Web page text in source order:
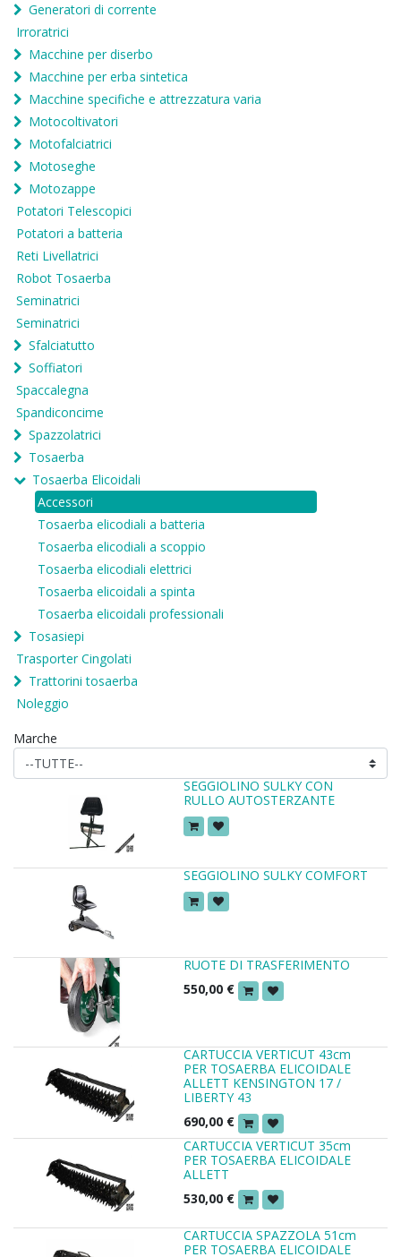
Generatori di corrente
Irroratrici
Macchine per diserbo
Macchine per erba sintetica
Macchine specifiche e attrezzatura varia
Motocoltivatori
Motofalciatrici
Motoseghe
Motozappe
Potatori Telescopici
Potatori a batteria
Reti Livellatrici
Robot Tosaerba
Seminatrici
Seminatrici
Sfalciatutto
Soffiatori
Spaccalegna
Spandiconcime
Spazzolatrici
Tosaerba
Tosaerba Elicoidali
Accessori
Tosaerba elicodiali a batteria
Tosaerba elicodiali a scoppio
Tosaerba elicodiali elettrici
Tosaerba elicoidali a spinta
Tosaerba elicoidali professionali
Tosasiepi
Trasporter Cingolati
Trattorini tosaerba
Noleggio
Marche
SEGGIOLINO SULKY CON
RULLO AUTOSTERZANTE
SEGGIOLINO SULKY COMFORT
RUOTE DI TRASFERIMENTO
550,00 €
CARTUCCIA VERTICUT 43cm
PER TOSAERBA ELICOIDALE
ALLETT KENSINGTON 17 /
LIBERTY 43
690,00 €
CARTUCCIA VERTICUT 35cm
PER TOSAERBA ELICOIDALE
ALLETT
530,00 €
CARTUCCIA SPAZZOLA 51cm
PER TOSAERBA ELICOIDALE